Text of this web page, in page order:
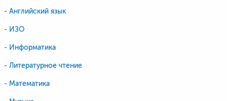
- Английский язык
- ИЗО
- Информатика
- Литературное чтение
- Математика